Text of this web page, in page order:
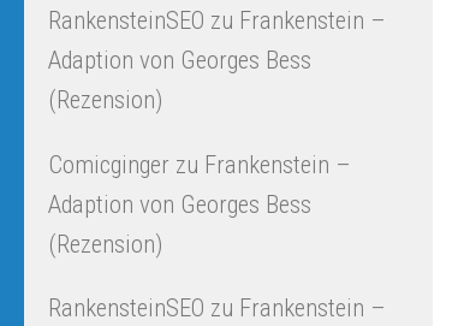
RankensteinSEO zu Frankenstein –
Adaption von Georges Bess
(Rezension)
Comicginger zu Frankenstein –
Adaption von Georges Bess
(Rezension)
RankensteinSEO zu Frankenstein –